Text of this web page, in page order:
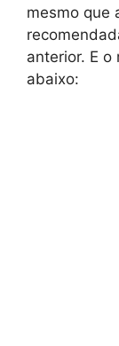
mesmo que
anterior. E o
abaixo: